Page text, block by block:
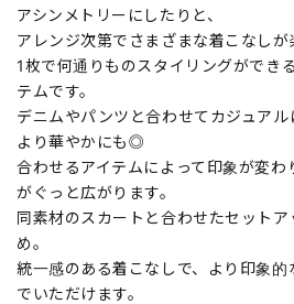
アシンメトリーにしたりと、
アレンジ次第でさまざまな着こなしが
1枚で何通りものスタイリングができ
テムです。
デニムやパンツと合わせてカジュア
より華やかにも◎
合わせるアイテムによって印象が変わ
がぐっと広がります。
同素材のスカートと合わせたセット
め。
統一感のある着こなしで、より印象
でいただけます。